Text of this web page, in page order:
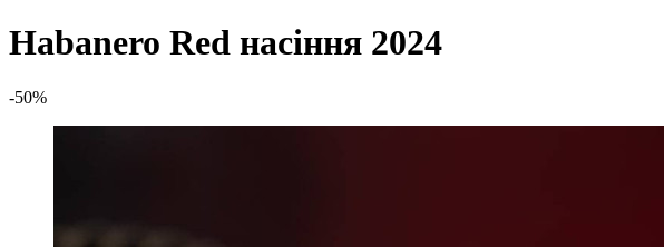
Habanero Red насіння 2024
-50%